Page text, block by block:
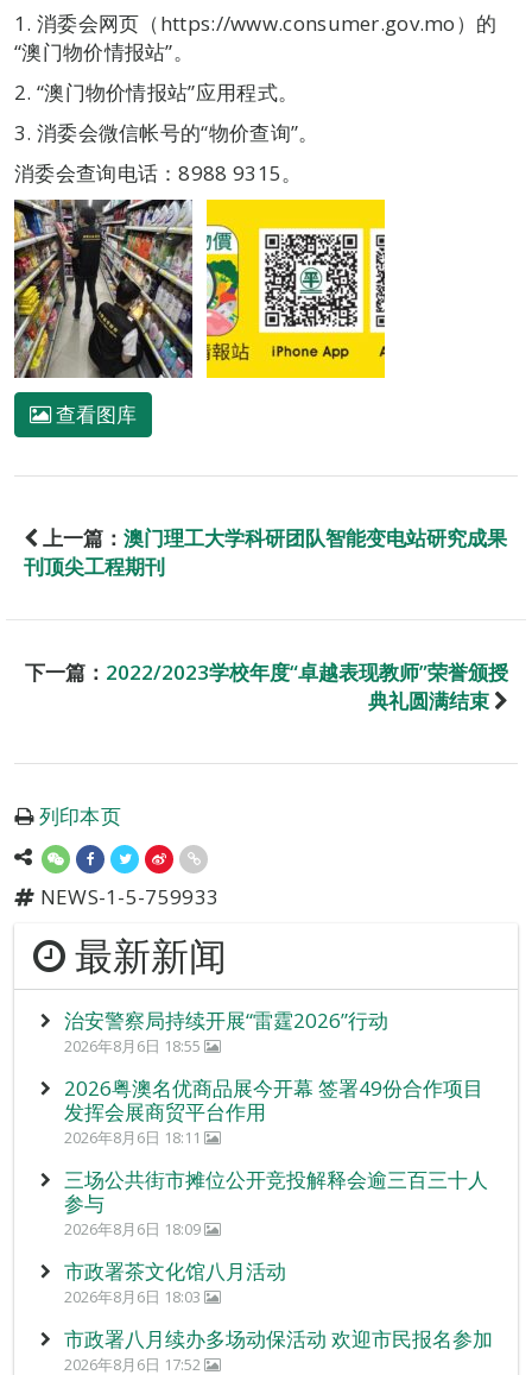
1. 消委会网页（https://www.consumer.gov.mo）的
“澳门物价情报站”。
2. “澳门物价情报站”应用程式。
3. 消委会微信帐号的“物价查询”。
消委会查询电话：8988 9315。
查看图库
上一篇： 澳门理工大学科研团队智能变电站研究成果
刊顶尖工程期刊
下一篇： 2022/2023学校年度“卓越表现教师”荣誉颁授
典礼圆满结束
列印本页
NEWS-1-5-759933
最新新闻
治安警察局持续开展“雷霆2026”行动
2026年8月6日 18:55
2026粤澳名优商品展今开幕 签署49份合作项目
发挥会展商贸平台作用
2026年8月6日 18:11
三场公共街市摊位公开竞投解释会逾三百三十人
参与
2026年8月6日 18:09
市政署茶文化馆八月活动
2026年8月6日 18:03
市政署八月续办多场动保活动 欢迎市民报名参加
2026年8月6日 17:52